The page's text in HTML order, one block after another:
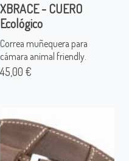
XBRACE - CUERO
Ecológico
Correa muñequera para
cámara animal friendly.
45,00 €